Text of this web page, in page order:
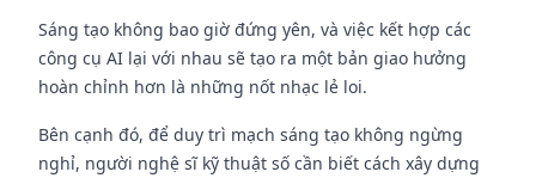
Sáng tạo không bao giờ đứng yên, và việc kết hợp các
công cụ AI lại với nhau sẽ tạo ra một bản giao hưởng
hoàn chỉnh hơn là những nốt nhạc lẻ loi.
Bên cạnh đó, để duy trì mạch sáng tạo không ngừng
nghỉ, người nghệ sĩ kỹ thuật số cần biết cách xây dựng